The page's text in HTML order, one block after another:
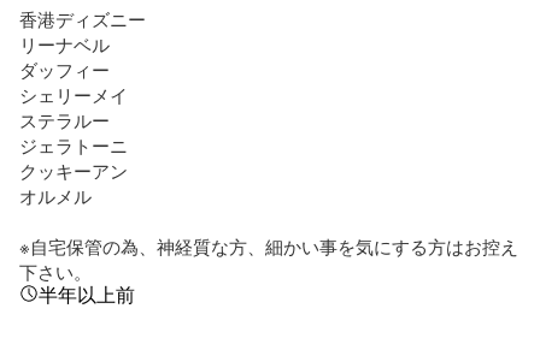
香港ディズニー
リーナベル
ダッフィー
シェリーメイ
ステラルー
ジェラトーニ
クッキーアン
オルメル
※自宅保管の為、神経質な方、細かい事を気にする方はお控え
下さい。
半年以上前